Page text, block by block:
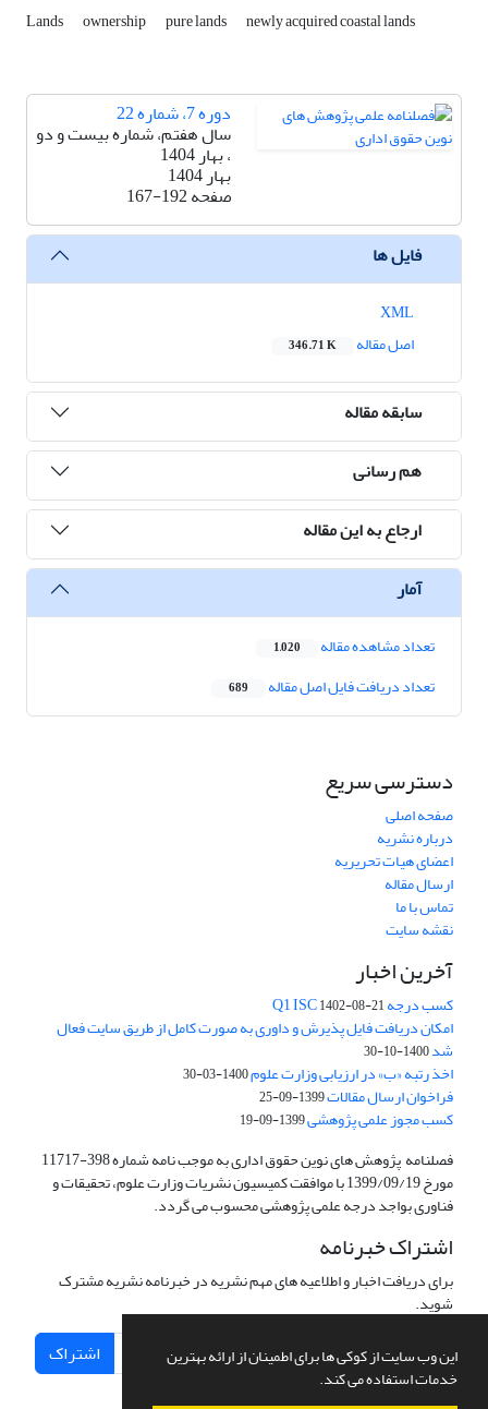
این وب سایت از کوکی ها برای اطمینان از ارائه بهترین
خدمات استفاده می کند.
Lands ownership pure lands newly acquired coastal lands
دوره 7، شماره 22
سال هفتم، شماره بیست و دو
، بهار 1404
بهار 1404
صفحه167-192
فایل ها
اصل مقاله
346.71 K
سابقه مقاله
هم رسانی
ارجاع به این مقاله
آمار
تعداد مشاهده مقاله 1,020
تعداد دریافت فایل اصل مقاله 689
دسترسی سریع
صفحه اصلی
درباره نشریه
اعضای هیات تحریریه
ارسال مقاله
تماس با ما
نقشه سایت
آخرین اخبار
کسب درجه Q1 ISC1402-08-21
امکان دریافت فایل پذیرش و داوری به صورت کامل از طریق سایت فعال
شد1400-10-30
اخذ رتبه «ب» در ارزیابی وزارت علوم1400-03-30
فراخوان ارسال مقالات1399-09-25
کسب مجوز علمی پژوهشی1399-09-19
فصلنامه پژوهش های نوین حقوق اداری به موجب نامه شماره 398-11717
مورخ 1399/09/19 با موافقت کمیسیون نشریات وزارت علوم، تحقیقات و
فناوری بواجد درجه علمی پژوهشی محسوب می گردد.
اشتراک خبرنامه
برای دریافت اخبار و اطلاعیه های مهم نشریه در خبرنامه نشریه مشترک
شوید.
اشتراک